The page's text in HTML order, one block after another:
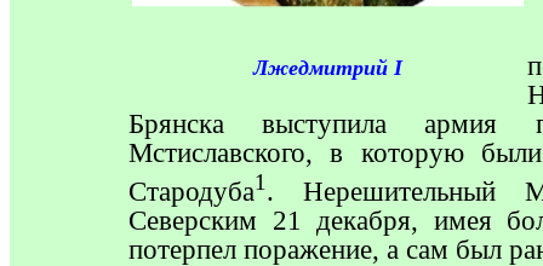
Лжедмитрий I
Брянска выступила армия
Мстиславского, в которую
Стародуба1 . Нерешительный
Северским 21 декабря, имея
потерпел поражение, а сам был